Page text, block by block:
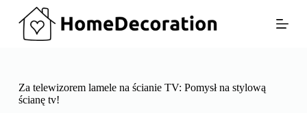
d
Za telewizorem lamele na ścianie TV: Pomysł na stylową
ścianę tv!